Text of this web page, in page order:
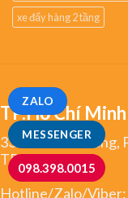
MESSENGER
ZALO
098.398.0015
xe đẩy hàng 2 tầng
TP.Hồ Chí Minh
334 Tân Hoà Đông,
TP.HCM
Hotline/Zalo/Viber: